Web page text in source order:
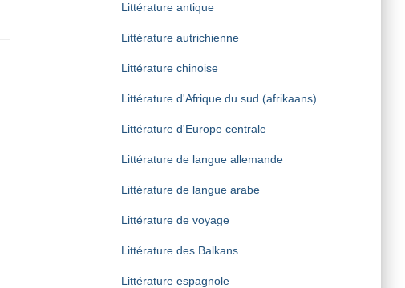
Littérature antique
Littérature autrichienne
Littérature chinoise
Littérature d'Afrique du sud (afrikaans)
Littérature d'Europe centrale
Littérature de langue allemande
Littérature de langue arabe
Littérature de voyage
Littérature des Balkans
Littérature espagnole